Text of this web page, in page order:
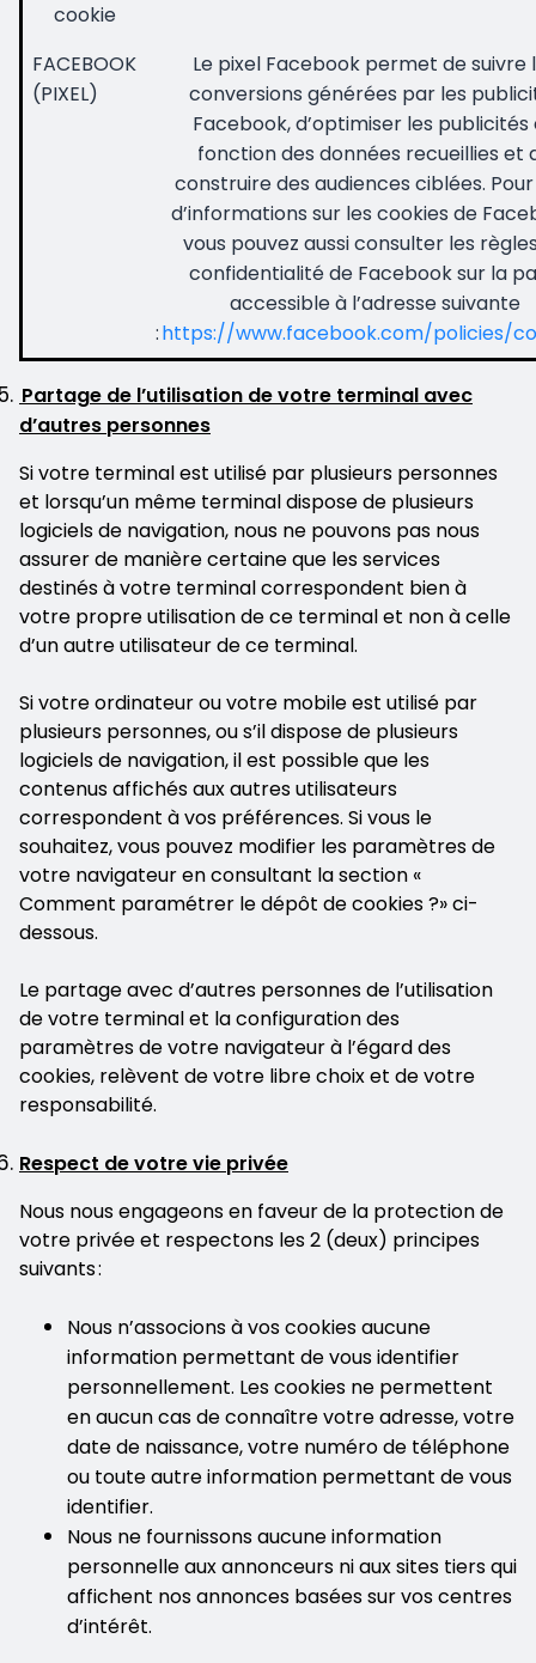
cookie
FACEBOOK
(PIXEL)
Le pixel Facebook permet de suivre
conversions générées par les
Facebook, d’optimiser les publicités
fonction des données recueillies et
construire des audiences ciblées.
d’informations sur les cookies de
vous pouvez aussi consulter les
confidentialité de Facebook sur la
accessible à l’adresse suivante
:https://www.facebook.com/policies/
Partage de l’utilisation de votre terminal avec
d’autres personnes
Si votre terminal est utilisé par plusieurs personnes
et lorsqu’un même terminal dispose de plusieurs
logiciels de navigation, nous ne pouvons pas nous
assurer de manière certaine que les services
destinés à votre terminal correspondent bien à
votre propre utilisation de ce terminal et non à celle
d’un autre utilisateur de ce terminal.
Si votre ordinateur ou votre mobile est utilisé par
plusieurs personnes, ou s’il dispose de plusieurs
logiciels de navigation, il est possible que les
contenus affichés aux autres utilisateurs
correspondent à vos préférences. Si vous le
souhaitez, vous pouvez modifier les paramètres de
votre navigateur en consultant la section «
Comment paramétrer le dépôt de cookies ?» ci-
dessous.
Le partage avec d’autres personnes de l’utilisation
de votre terminal et la configuration des
paramètres de votre navigateur à l’égard des
cookies, relèvent de votre libre choix et de votre
responsabilité.
Respect de votre vie privée
Nous nous engageons en faveur de la protection de
votre privée et respectons les 2 (deux) principes
suivants :
Nous n’associons à vos cookies aucune
information permettant de vous identifier
personnellement. Les cookies ne permettent
en aucun cas de connaître votre adresse, votre
date de naissance, votre numéro de téléphone
ou toute autre information permettant de vous
identifier.
Nous ne fournissons aucune information
personnelle aux annonceurs ni aux sites tiers qui
affichent nos annonces basées sur vos centres
d’intérêt.